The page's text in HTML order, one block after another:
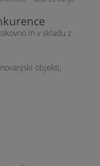
in v skladu z
objekti,